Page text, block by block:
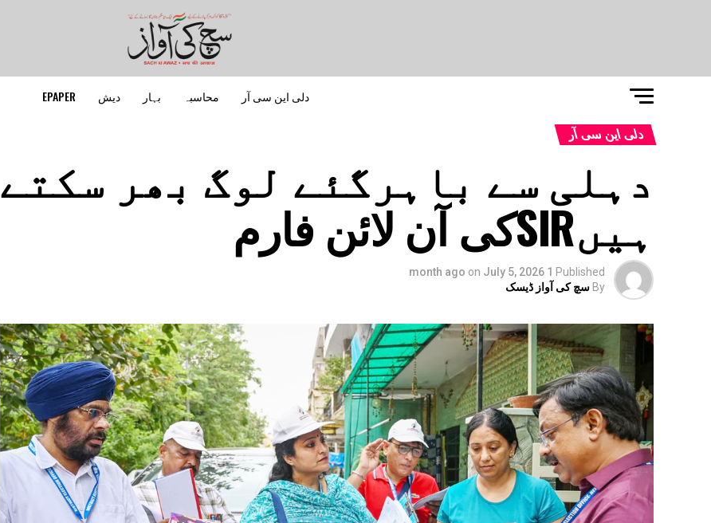
دلی این سی آر محاسبہ بہار دیش EPAPER
دلی این سی آر
دہلی سے باہرگئے لوگ بھر سکتے
ہیںSIRکی آن لائن فارم
Published
1 month ago
on July 5, 2026
By سچ کی آواز ڈیسک